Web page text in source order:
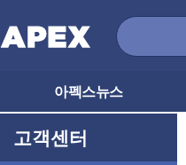
아펙스뉴스
고객센터